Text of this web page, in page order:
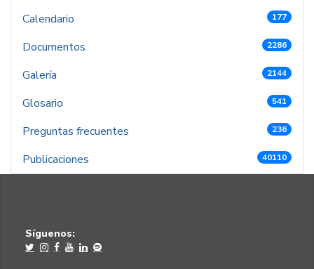
Calendario
177
Documentos 2286
Galería 2144
Glosario 541
Preguntas frecuentes 236
Publicaciones 40110
Síguenos: